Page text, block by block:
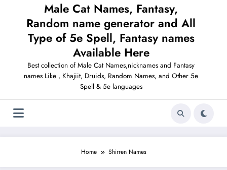
Male Cat Names, Fantasy,
Random name generator and All
Type of 5e Spell, Fantasy names
Available Here
Best collection of Male Cat Names,nicknames and Fantasy
names Like , Khajiit, Druids, Random Names, and Other 5e
Spell & 5e languages
Home Shirren Names